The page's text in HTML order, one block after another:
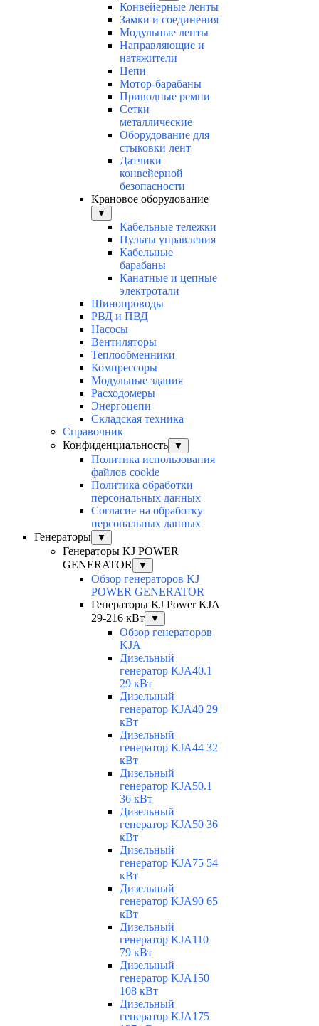
Конвейерные ленты
Замки и соединения
Модульные ленты
Направляющие и
натяжители
Цепи
Мотор-барабаны
Приводные ремни
Сетки
металлические
Оборудование для
стыковки лент
Датчики
конвейерной
безопасности
Крановое оборудование
▼
Кабельные тележки
Пульты управления
Кабельные
барабаны
Канатные и цепные
электротали
Шинопроводы
РВД и ПВД
Насосы
Вентиляторы
Теплообменники
Компрессоры
Модульные здания
Расходомеры
Энергоцепи
Складская техника
Справочник
Конфиденциальность
▼
Политика использования
файлов cookie
Политика обработки
персональных данных
Согласие на обработку
персональных данных
Генераторы
▼
Генераторы KJ POWER
GENERATOR
▼
Обзор генераторов KJ
POWER GENERATOR
Генераторы KJ Power KJA
29-216 кВт
▼
Обзор генераторов
KJA
Дизельный
генератор KJA40.1
29 кВт
Дизельный
генератор KJA40 29
кВт
Дизельный
генератор KJA44 32
кВт
Дизельный
генератор KJA50.1
36 кВт
Дизельный
генератор KJA50 36
кВт
Дизельный
генератор KJA75 54
кВт
Дизельный
генератор KJA90 65
кВт
Дизельный
генератор KJA110
79 кВт
Дизельный
генератор KJA150
108 кВт
Дизельный
генератор KJA175